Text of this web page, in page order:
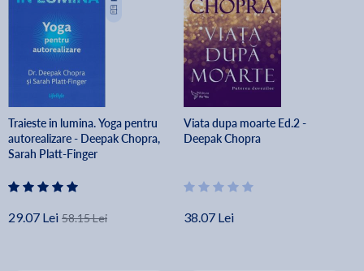
Traieste in lumina. Yoga pentru
autorealizare - Deepak Chopra,
Sarah Platt-Finger
29.07 Lei 58.15 Lei
Viata dupa moarte Ed.2 -
Deepak Chopra
38.07 Lei